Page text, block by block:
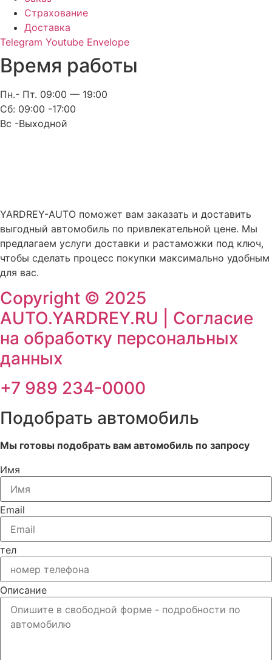
Страхование
Доставка
Telegram Youtube Envelope
Время работы
Пн.- Пт. 09:00 — 19:00
Сб: 09:00 -17:00
Вс -Выходной
YARDREY-AUTO поможет вам заказать и доставить
выгодный автомобиль по привлекательной цене. Мы
предлагаем услуги доставки и растаможки под ключ,
чтобы сделать процесс покупки максимально удобным
для вас.
Copyright © 2025
AUTO.YARDREY.RU | Cогласие
на обработку персональных
данных
+7 989 234-0000
Подобрать автомобиль
Мы готовы подобрать вам автомобиль по запросу
Имя
Email
тел
Описание